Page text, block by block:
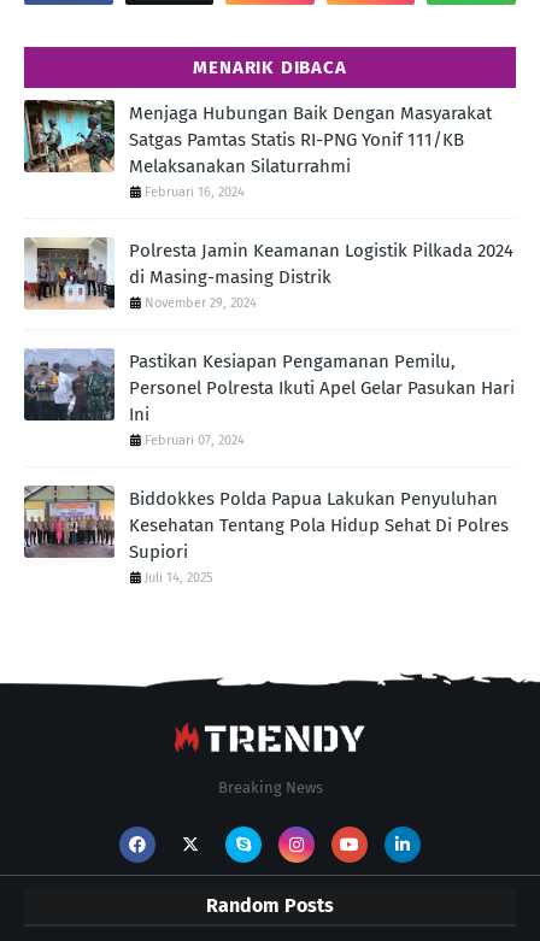
MENARIK DIBACA
Menjaga Hubungan Baik Dengan Masyarakat
Satgas Pamtas Statis RI-PNG Yonif 111/KB
Melaksanakan Silaturrahmi
Februari 16, 2024
Polresta Jamin Keamanan Logistik Pilkada 2024
di Masing-masing Distrik
November 29, 2024
Pastikan Kesiapan Pengamanan Pemilu,
Personel Polresta Ikuti Apel Gelar Pasukan Hari
Ini
Februari 07, 2024
Biddokkes Polda Papua Lakukan Penyuluhan
Kesehatan Tentang Pola Hidup Sehat Di Polres
Supiori
Juli 14, 2025
Breaking News
Random Posts